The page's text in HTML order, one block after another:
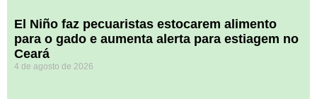
El Niño faz pecuaristas estocarem alimento
para o gado e aumenta alerta para estiagem no
Ceará
4 de agosto de 2026